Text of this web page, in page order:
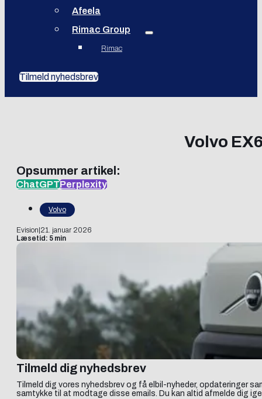
Afeela
Rimac Group
Rimac
Tilmeld nyhedsbrev
Volvo
Opsummer artikel:
ChatGPTPerplexity
Volvo
Evision 21. januar 2026
Læsetid: 5 min
Tilmeld dig nyhedsbrev
Tilmeld dig vores nyhedsbrev og få elbil-nyheder, opdateringer
samtykke til at modtage disse emails. Du kan altid afmelde dig